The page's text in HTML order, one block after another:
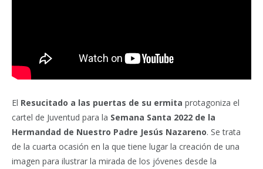
El Resucitado a las puertas de su ermita protagoniza el
cartel de Juventud para la Semana Santa 2022 de la
Hermandad de Nuestro Padre Jesús Nazareno. Se trata
de la cuarta ocasión en la que tiene lugar la creación de una
imagen para ilustrar la mirada de los jóvenes desde la